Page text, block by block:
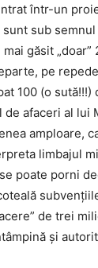
într-un
sub
găsit
pe
100 (o
afaceri al
amploare,
limbajul
poate porni
de trei
şi